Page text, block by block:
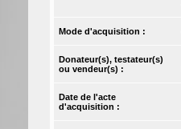
Mode d'acquisition :
Donateur(s), testateur(s)
ou vendeur(s) :
Date de l'acte
d'acquisition :